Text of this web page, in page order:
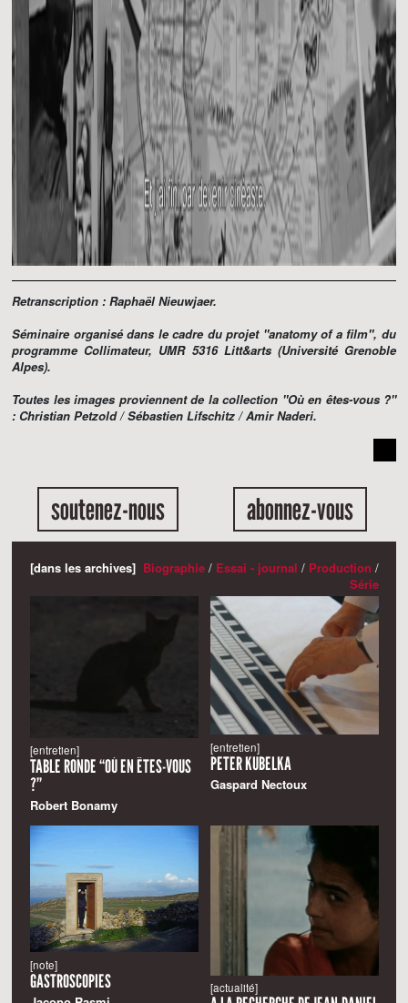
Retranscription : Raphaël Nieuwjaer.
Séminaire organisé dans le cadre du projet "anatomy of a film", du
programme Collimateur, UMR 5316 Litt&arts (Université Grenoble
Alpes).
Toutes les images proviennent de la collection "Où en êtes-vous ?"
: Christian Petzold / Sébastien Lifschitz / Amir Naderi.
soutenez-nous abonnez-vous
[dans les archives] Biographie/ Essai - journal / Production /
Série
[entretien]
TABLE RONDE “OÙ EN ÊTES-VOUS
?”
Robert Bonamy
[entretien]
PETER KUBELKA
Gaspard Nectoux
[note]
GASTROSCOPIES [actualité]